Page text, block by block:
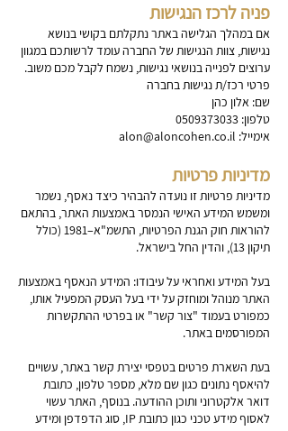
פניה לרכז הנגישות
אם במהלך הגלישה באתר נתקלתם בקושי בנושא
נגישות, צוות הנגישות של החברה עומד לרשותכם במגוון
ערוצים לפנייה בנושאי נגישות, נשמח לקבל מכם משוב.
פרטי רכז/ת נגישות בחברה
שם: אלון כהן
טלפון: 0509373033
אימייל: alon@aloncohen.co.il
מדיניות פרטיות
מדיניות פרטיות זו נועדה להבהיר כיצד נאסף, נשמר
ומשמש המידע האישי הנמסר באמצעות האתר, בהתאם
להוראות חוק הגנת הפרטיות, התשמ"א–1981 (כולל
תיקון 13), והדין החל בישראל.
בעל המידע ואחראי על עיבודו: המידע הנאסף באמצעות
האתר מנוהל ומוחזק על ידי בעל העסק המפעיל אותו,
כמפורט בעמוד "צור קשר" או בפרטי ההתקשרות
המפורסמים באתר.
בעת השארת פרטים בטפסי יצירת קשר באתר, עשויים
להיאסף נתונים כגון שם מלא, מספר טלפון, כתובת
דואר אלקטרוני ותוכן ההודעה. בנוסף, האתר עשוי
לאסוף מידע טכני כגון כתובת IP, סוג הדפדפן ומידע